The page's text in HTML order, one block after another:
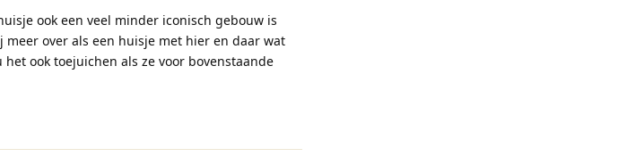
ook een veel minder iconisch gebouw is
over als een huisje met hier en daar wat
ook toejuichen als ze voor bovenstaande